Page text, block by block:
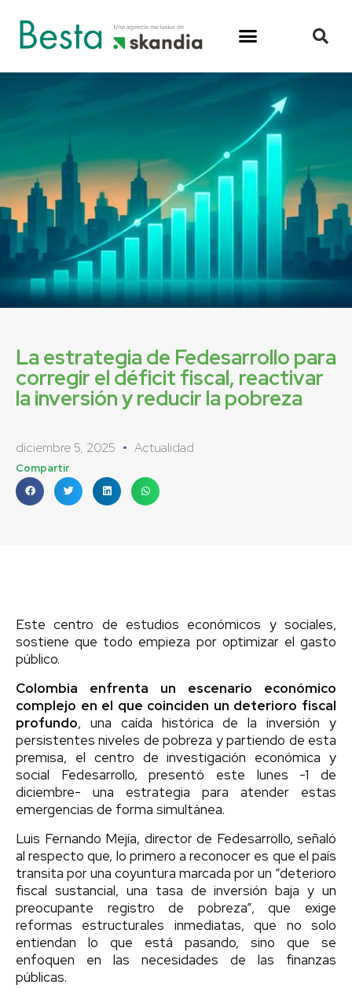
La estrategia de Fedesarrollo para
corregir el déficit fiscal, reactivar
la inversión y reducir la pobreza
diciembre 5, 2025 Actualidad
Compartir
Este centro de estudios económicos y sociales,
sostiene que todo empieza por optimizar el gasto
público.
Colombia enfrenta un escenario económico
complejo en el que coinciden un deterioro fiscal
profundo, una caída histórica de la inversión y
persistentes niveles de pobreza y partiendo de esta
premisa, el centro de investigación económica y
social Fedesarrollo, presentó este lunes -1 de
diciembre- una estrategia para atender estas
emergencias de forma simultánea.
Luis Fernando Mejía, director de Fedesarrollo, señaló
al respecto que, lo primero a reconocer es que el país
transita por una coyuntura marcada por un “deterioro
fiscal sustancial, una tasa de inversión baja y un
preocupante registro de pobreza”, que exige
reformas estructurales inmediatas, que no solo
entiendan lo que está pasando, sino que se
enfoquen en las necesidades de las finanzas
públicas.